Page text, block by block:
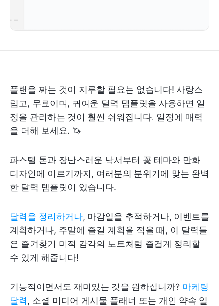
플랜을 짜는 것이 지루할 필요는 없습니다! 사랑스
럽고, 무료이며, 귀여운 달력 템플릿을 사용하면 일
정을 관리하는 것이 훨씬 쉬워집니다. 일정에 매력
을 더해 보세요. 🦄
파스텔 톤과 장난스러운 낙서부터 꽃 테마와 만화
디자인에 이르기까지, 여러분의 분위기에 맞는 완벽
한 달력 템플릿이 있습니다.
달력을 정리하거나, 마감일을 추적하거나, 이벤트를
계획하거나, 주말에 즐길 계획을 적을 때, 이 달력들
은 즐겨찾기 미적 감각의 노트처럼 즐겁게 정리할
수 있게 해줍니다!
기능적이면서도 재미있는 것을 원하십니까? 마케팅
달력, 소셜 미디어 게시물 플래너 또는 개인 약속 일